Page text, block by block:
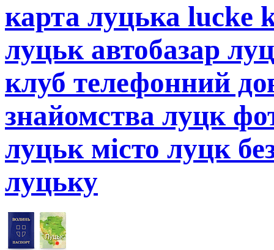
карта луцька lucke
луцьк автобазар
клуб телефонний
знайомства луцк
луцьк місто луцк
луцьку